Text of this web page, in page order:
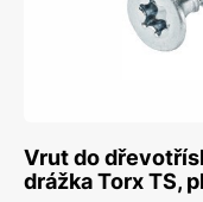
Vrut do
drážka Torx TS,